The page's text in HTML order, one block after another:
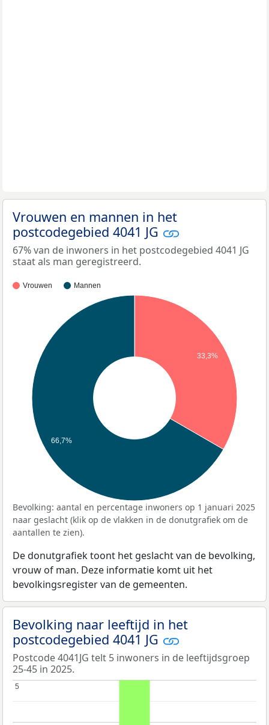
Vrouwen en mannen in het
postcodegebied 4041 JG
67% van de inwoners in het postcodegebied 4041 JG
staat als man geregistreerd.
Vrouwen Mannen
33,3%
66,7%
Bevolking: aantal en percentage inwoners op 1 januari 2025
naar geslacht (klik op de vlakken in de donutgrafiek om de
aantallen te zien).
De donutgrafiek toont het geslacht van de bevolking,
vrouw of man. Deze informatie komt uit het
bevolkingsregister van de gemeenten.
Bevolking naar leeftijd in het
postcodegebied 4041 JG
Postcode 4041JG telt 5 inwoners in de leeftijdsgroep
25-45 in 2025.
5
5